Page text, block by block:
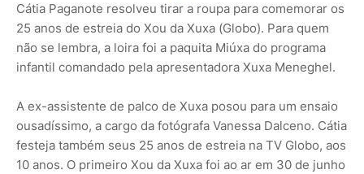
Cátia Paganote resolveu tirar a roupa para comemorar os
25 anos de estreia do Xou da Xuxa (Globo). Para quem
não se lembra, a loira foi a paquita Miúxa do programa
infantil comandado pela apresentadora Xuxa Meneghel.
A ex-assistente de palco de Xuxa posou para um ensaio
ousadíssimo, a cargo da fotógrafa Vanessa Dalceno. Cátia
festeja também seus 25 anos de estreia na TV Globo, aos
10 anos. O primeiro Xou da Xuxa foi ao ar em 30 de junho